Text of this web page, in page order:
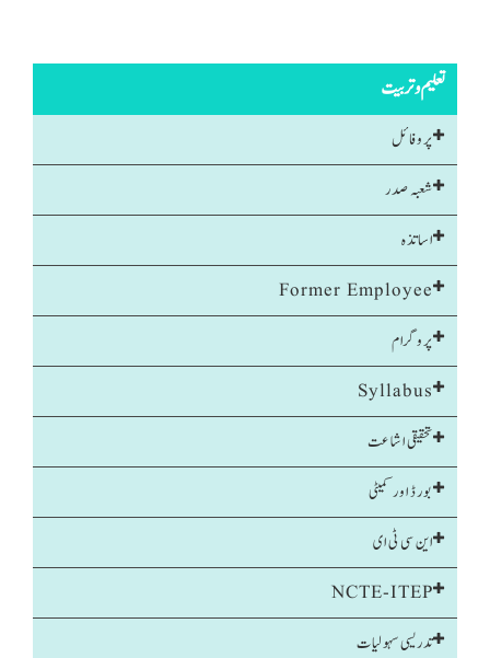
تعلیم و تربیت
پروفائل
شعبہ صدر
اساتذہ
Former Employee
پروگرام
Syllabus
تحقیقی اشاعت
بورڈ اور کمیٹی
این سی ٹی ای
NCTE-ITEP
تدریسی سہولیات